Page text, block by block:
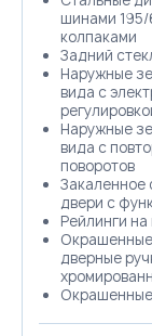
шинами 195/
колпаками
Задний
Наружные
вида с
Наружные
вида с
поворотов
Закаленное
двери с
Рейлинги
Окрашенные
дверные
Окрашенные